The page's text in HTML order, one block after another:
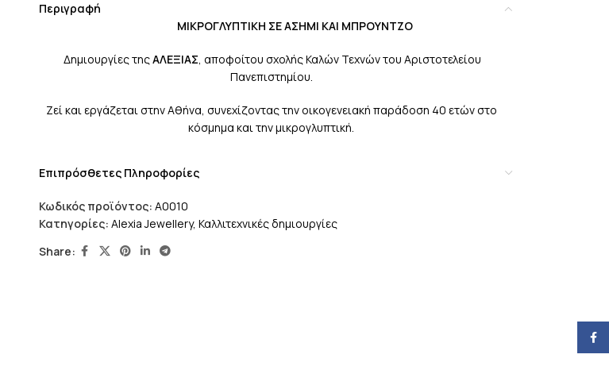
Περιγραφή
ΜΙΚΡΟΓΛΥΠΤΙΚΗ ΣΕ ΑΣΗΜΙ ΚΑΙ ΜΠΡΟΥΝΤΖΟ
Δημιουργίες τηςΑΛΕΞΙΑΣ, αποφοίτου σχολής Καλών Τεχνών του Αριστοτελείου
Πανεπιστημίου.
Ζεί και εργάζεται στην Αθήνα, συνεχίζοντας την οικογενειακή παράδοση 40 ετών στο
κόσμημα και την μικρογλυπτική.
Επιπρόσθετες Πληροφορίες
Κωδικός προϊόντος: A0010
Κατηγορίες: Alexia Jewellery, Καλλιτεχνικές δημιουργίες
Share: